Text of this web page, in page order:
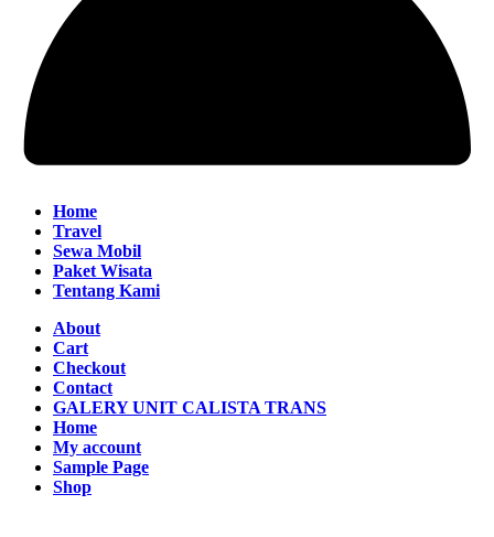
Home
Travel
Sewa Mobil
Paket Wisata
Tentang Kami
About
Cart
Checkout
Contact
GALERY UNIT CALISTA TRANS
Home
My account
Sample Page
Shop